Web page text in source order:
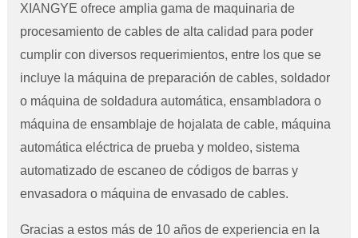
XIANGYE ofrece amplia gama de maquinaria de
procesamiento de cables de alta calidad para poder
cumplir con diversos requerimientos, entre los que se
incluye la máquina de preparación de cables, soldador
o máquina de soldadura automática, ensambladora o
máquina de ensamblaje de hojalata de cable, máquina
automática eléctrica de prueba y moldeo, sistema
automatizado de escaneo de códigos de barras y
envasadora o máquina de envasado de cables.
Gracias a estos más de 10 años de experiencia en la